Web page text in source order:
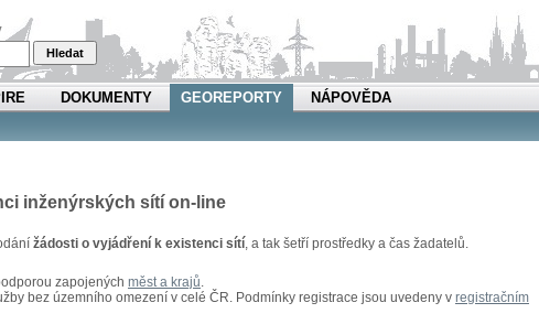
Hledat
DOKUMENTY GEOREPORTY
NÁPOVĚDA
inženýrských sítí on-line
žádosti o vyjádření k existenci sítí, a tak šetří prostředky a čas žadatelů.
zapojených měst a krajů.
bez územního omezení v celé ČR. Podmínky registrace jsou uvedeny v registračním